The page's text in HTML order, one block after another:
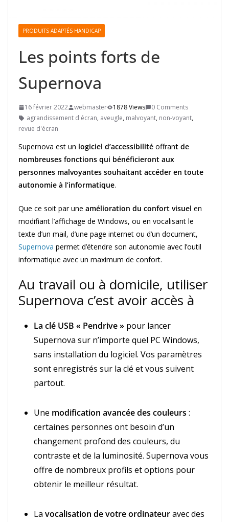
PRODUITS ADAPTÉS HANDICAP
Les points forts de
Supernova
16 février 2022 webmaster 1878 Views
0 Comments
agrandissement d'écran, aveugle, malvoyant, non-voyant,
revue d'écran
Supernova est un logiciel d’accessibilité offrant de
nombreuses fonctions qui bénéficieront aux
personnes malvoyantes souhaitant accéder en toute
autonomie à l’informatique.
Que ce soit par une amélioration du confort visuel en
modifiant l’affichage de Windows, ou en vocalisant le
texte d’un mail, d’une page internet ou d’un document,
Supernova permet d’étendre son autonomie avec l’outil
informatique avec un maximum de confort.
Au travail ou à domicile, utiliser
Supernova c’est avoir accès à
La clé USB « Pendrive » pour lancer
Supernova sur n’importe quel PC Windows,
sans installation du logiciel. Vos paramètres
sont enregistrés sur la clé et vous suivent
partout.
Une modification avancée des couleurs :
certaines personnes ont besoin d’un
changement profond des couleurs, du
contraste et de la luminosité. Supernova vous
offre de nombreux profils et options pour
obtenir le meilleur résultat.
La vocalisation de votre ordinateuravec des